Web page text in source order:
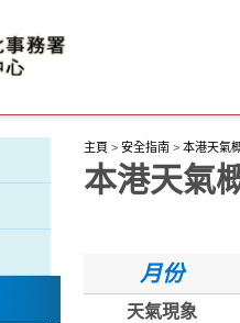
主頁 > 安全指南> 本港天氣
本港天氣
月份
天氣現象